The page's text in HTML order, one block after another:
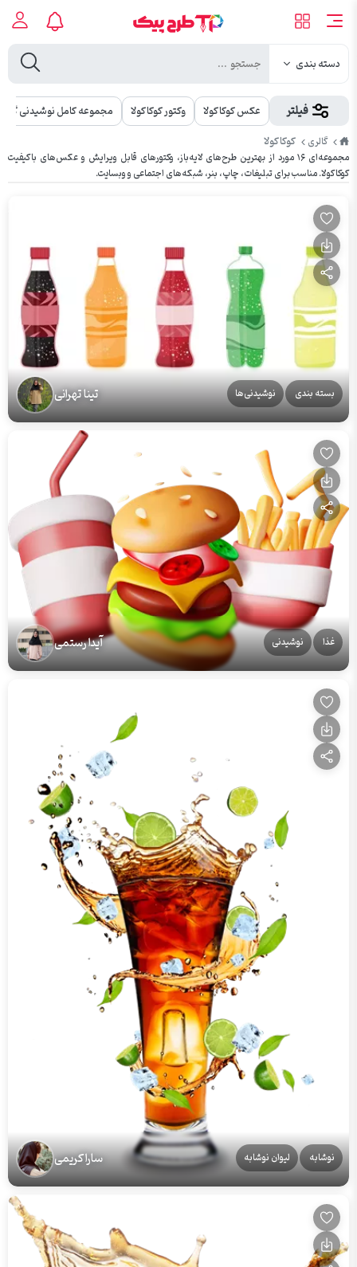
دسته بندی
فیلتر عکس کوکاکولا وکتور کوکاکولا
مجموعه کامل نوشیدنی
طرح
پیک
گالری کوکاکولا
مجموعه‌ای ۱۶ مورد از بهترین طرح‌های لایه‌باز، وکتورهای قابل ویرایش و عکس‌های باکیفیت
کوکاکولا. مناسب برای تبلیغات، چاپ، بنر، شبکه‌های اجتماعی و وبسایت.
بسته بندی نوشیدنی‌ها تینا تهرانی
غذا نوشیدنی آیدا رستمی
نوشابه لیوان نوشابه سارا کریمی